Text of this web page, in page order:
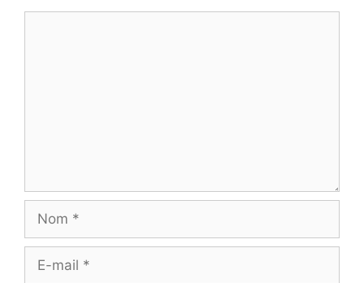
mail